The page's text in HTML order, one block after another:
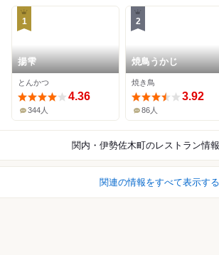
1
揚雫
とんかつ
4.36
344人
2
焼鳥うかじ
焼き鳥
3.92
86人
関内・伊勢佐木町のレストラン情
関連の情報をすべて表示する